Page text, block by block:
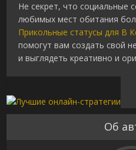
Не секрет, что социальные
любимых мест обитания
Прикольные статусы для В
помогут вам создать свой
и выглядеть креативно и
Об